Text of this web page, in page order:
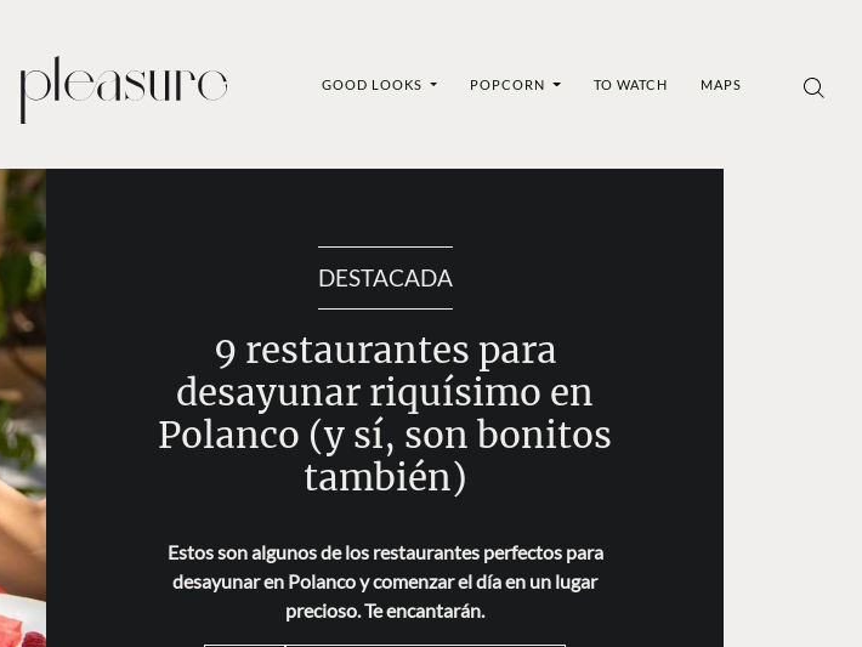
GOOD LOOKS POPCORN TO WATCH MAPS
DESTACADA
9 restaurantes para
desayunar riquísimo en
Polanco (y sí, son bonitos
también)
Estos son algunos de los restaurantes perfectos para
desayunar en Polanco y comenzar el día en un lugar
precioso. Te encantarán.